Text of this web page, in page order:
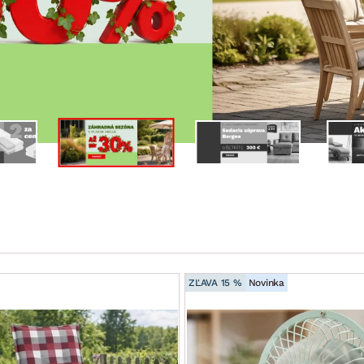
DOMÁCE SPOTREBIČE
ZĽAVA 15 % Novinka